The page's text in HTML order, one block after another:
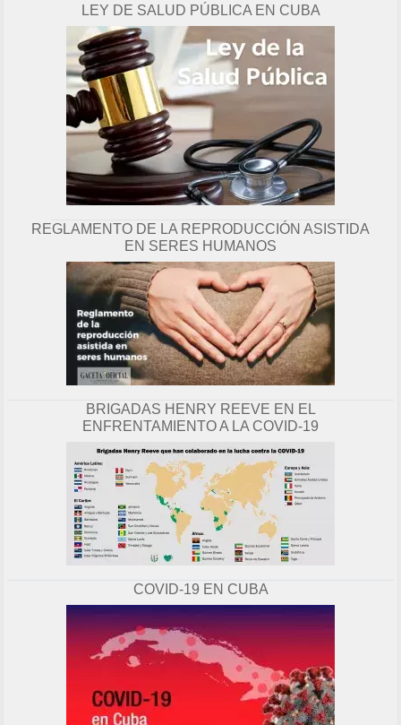
g
i
n
a
LEY DE SALUD PÚBLICA EN CUBA
REGLAMENTO DE LA REPRODUCCIÓN ASISTIDA
EN SERES HUMANOS
BRIGADAS HENRY REEVE EN EL
ENFRENTAMIENTO A LA COVID-19
COVID-19 EN CUBA